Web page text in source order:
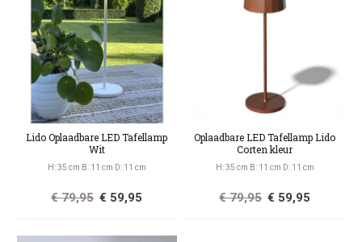
Lido Oplaadbare LED Tafellamp
Wit
H: 35 cm B: 11 cm D: 11 cm
€ 59,95
€ 79,95
Oplaadbare LED Tafellamp Lido
Corten kleur
H: 35 cm B: 11 cm D: 11 cm
€ 59,95
€ 79,95